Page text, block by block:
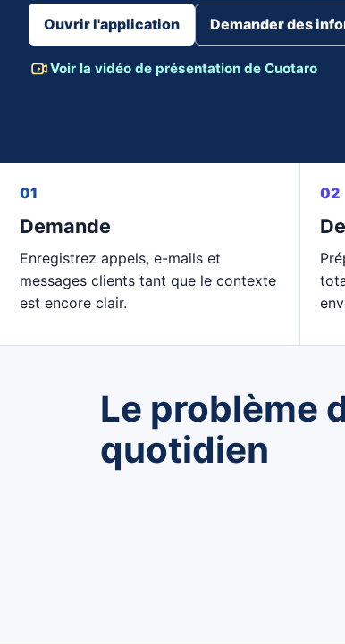
Ouvrir l'application Demander des
Voir la vidéo de présentation de Cuotaro
01
Demande
Enregistrez appels, e-mails et
messages clients tant que le contexte
est encore clair.
02
Le problème
quotidien